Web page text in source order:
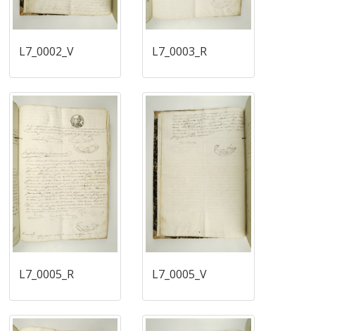
L7_0002_V L7_0003_R
L7_0005_R L7_0005_V